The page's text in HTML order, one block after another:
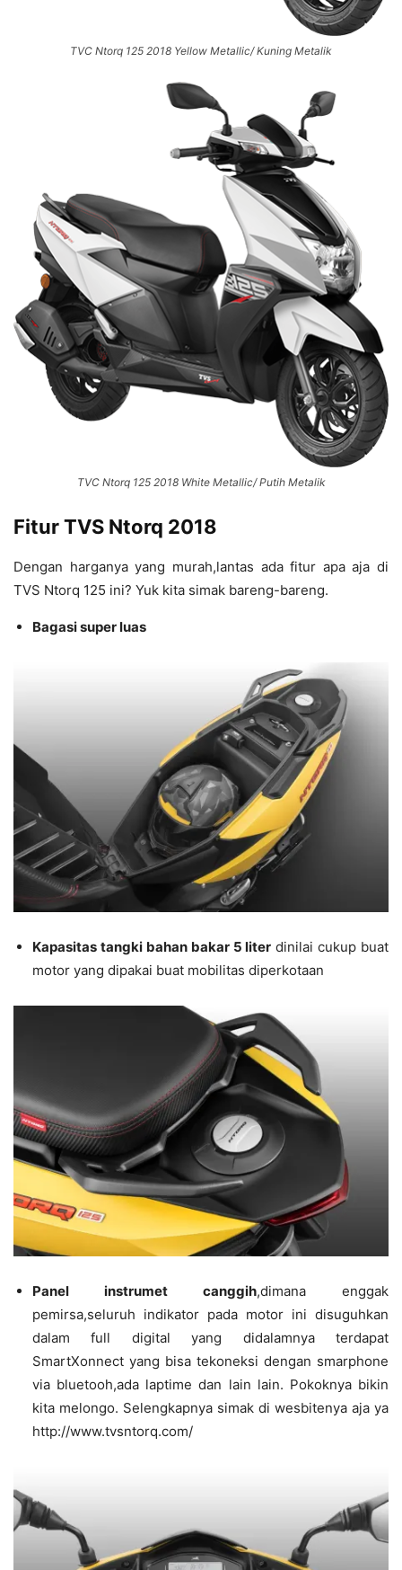
TVC Ntorq 125 2018 Yellow Metallic/ Kuning Metalik
TVC Ntorq 125 2018 White Metallic/ Putih Metalik
Fitur TVS Ntorq 2018
Dengan harganya yang murah,lantas ada fitur apa aja di
TVS Ntorq 125 ini? Yuk kita simak bareng-bareng.
Bagasi super luas
Kapasitas tangki bahan bakar 5 liter dinilai cukup buat
motor yang dipakai buat mobilitas diperkotaan
Panel instrumet canggih,dimana enggak
pemirsa,seluruh indikator pada motor ini disuguhkan
dalam full digital yang didalamnya terdapat
SmartXonnect yang bisa tekoneksi dengan smarphone
via bluetooh,ada laptime dan lain lain. Pokoknya bikin
kita melongo. Selengkapnya simak di wesbitenya aja ya
http://www.tvsntorq.com/